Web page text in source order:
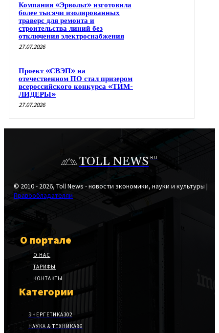
Компания «Эрвольт» изготовила
более тысячи изолированных
траверс для ремонта и
строительства линий без
отключения электроснабжения
27.07.2026
Проект «СВЭП» на
отечественном ПО стал призером
всероссийского конкурса «ТИМ-
ЛИДЕРЫ»
27.07.2026
TOLL NEWS RU
© 2010 - 2026, Toll News - новости экономики, науки и культуры |
Правообладателям
О портале
О НАС
ТАРИФЫ
КОНТАКТЫ
Категории
ЭНЕРГЕТИКА302
НАУКА & ТЕХНИКА86